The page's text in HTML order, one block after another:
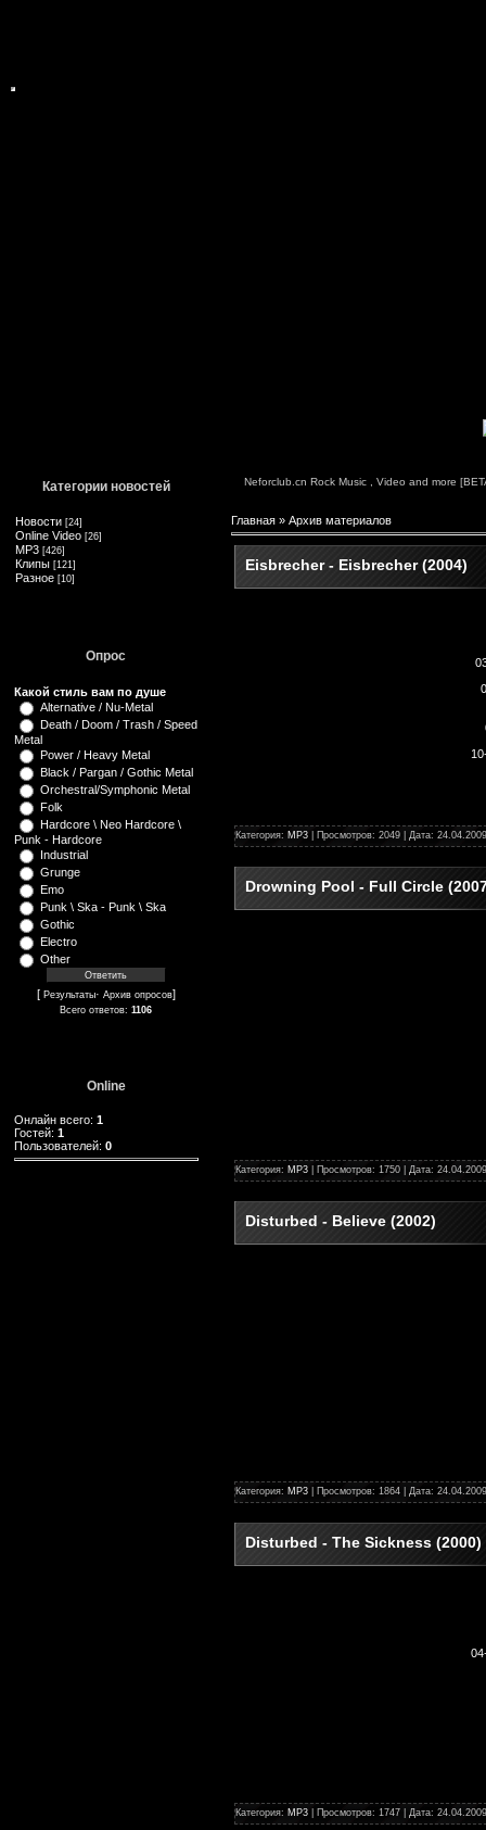
Категории новостей
Новости [24]
Online Video [26]
MP3 [426]
Клипы [121]
Разное [10]
Опрос
Какой стиль вам по душе
Alternative / Nu-Metal
Death / Doom / Trash / Speed
Metal
Power / Heavy Metal
Black / Pargan / Gothic Metal
Orchestral/Symphonic Metal
Folk
Hardcore \ Neo Hardcore \
Punk - Hardcore
Industrial
Grunge
Emo
Punk \ Ska - Punk \ Ska
Gothic
Electro
Other
[ Результаты· Архив опросов]
Всего ответов:1106
Online
Онлайн всего: 1
Гостей: 1
Пользователей: 0
Neforclub.cn Rock Music , Video and more
Главная » Архив материалов
Eisbrecher - Eisbrecher (2004)
Категория: MP3 | Просмотров: 2049 | Дата: 24.04.2009
Drowning Pool - Full Circle
Категория: MP3 | Просмотров: 1750 | Дата: 24.04.2009
Disturbed - Believe (2002)
Категория: MP3 | Просмотров: 1864 | Дата: 24.04.2009
Disturbed - The Sickness (2000)
Категория: MP3 | Просмотров: 1747 | Дата: 24.04.2009